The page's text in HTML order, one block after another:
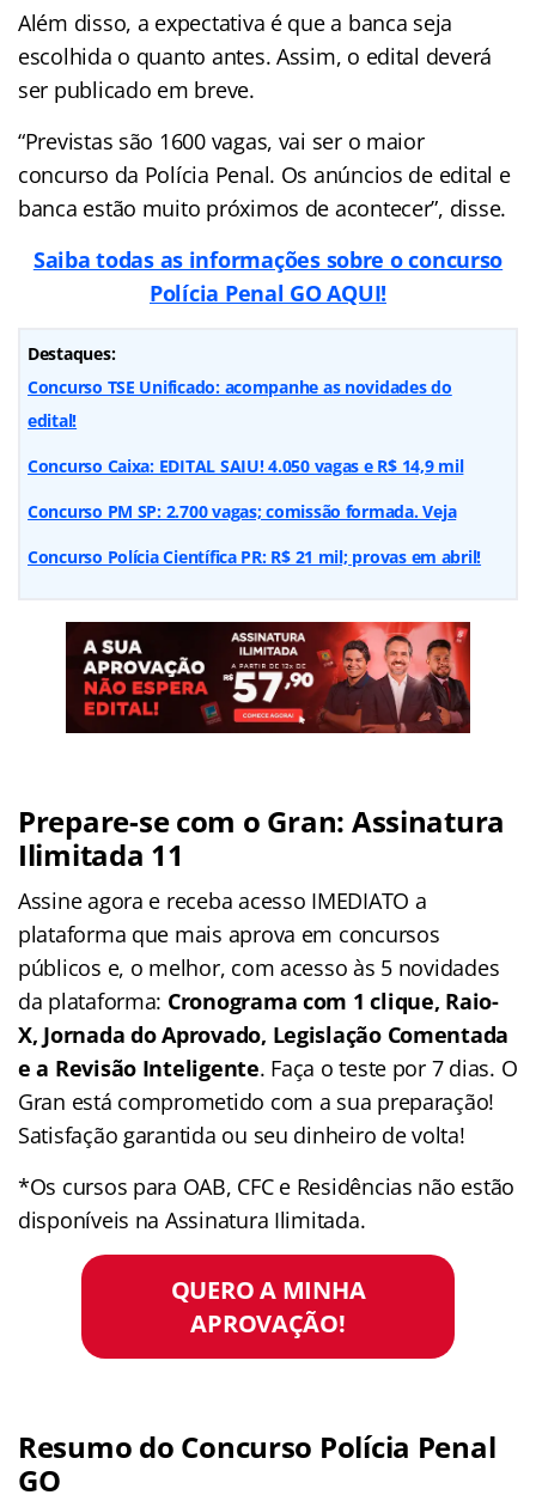
Além disso, a expectativa é que a banca seja
escolhida o quanto antes. Assim, o edital deverá
ser publicado em breve.
“Previstas são 1600 vagas, vai ser o maior
concurso da Polícia Penal. Os anúncios de edital e
banca estão muito próximos de acontecer”, disse.
Saiba todas as informações sobre o concurso
Polícia Penal GO AQUI!
Destaques:
Concurso TSE Unificado: acompanhe as novidades do
edital!
Concurso Caixa: EDITAL SAIU! 4.050 vagas e R$ 14,9 mil
Concurso PM SP: 2.700 vagas; comissão formada. Veja
Concurso Polícia Científica PR: R$ 21 mil; provas em abril!
Prepare-se com o Gran: Assinatura
Ilimitada 11
Assine agora e receba acesso IMEDIATO a
plataforma que mais aprova em concursos
públicos e, o melhor, com acesso às 5 novidades
da plataforma: Cronograma com 1 clique, Raio-
X, Jornada do Aprovado, Legislação Comentada
e a Revisão Inteligente. Faça o teste por 7 dias. O
Gran está comprometido com a sua preparação!
Satisfação garantida ou seu dinheiro de volta!
*Os cursos para OAB, CFC e Residências não estão
disponíveis na Assinatura Ilimitada.
QUERO A MINHA
APROVAÇÃO!
Resumo do Concurso Polícia Penal
GO